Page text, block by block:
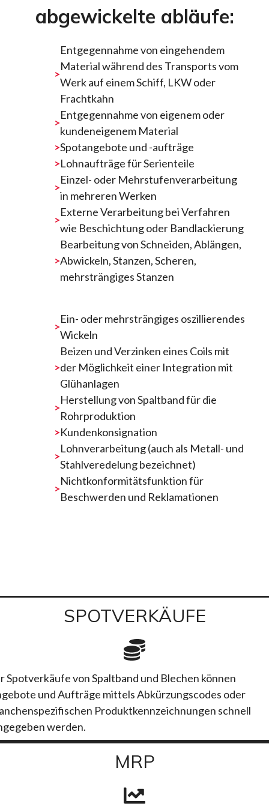
abgewickelte abläufe:
Entgegennahme von eingehendem
Material während des Transports vom
Werk auf einem Schiff, LKW oder
Frachtkahn
Entgegennahme von eigenem oder
kundeneigenem Material
Spotangebote und -aufträge
Lohnaufträge für Serienteile
Einzel- oder Mehrstufenverarbeitung
in mehreren Werken
Externe Verarbeitung bei Verfahren
wie Beschichtung oder Bandlackierung
Bearbeitung von Schneiden, Ablängen,
Abwickeln, Stanzen, Scheren,
mehrsträngiges Stanzen
Ein- oder mehrsträngiges oszillierendes
Wickeln
Beizen und Verzinken eines Coils mit
der Möglichkeit einer Integration mit
Glühanlagen
Herstellung von Spaltband für die
Rohrproduktion
Kundenkonsignation
Lohnverarbeitung (auch als Metall- und
Stahlveredelung bezeichnet)
Nichtkonformitätsfunktion für
Beschwerden und Reklamationen
SPOTVERKÄUFE
Spotverkäufe von Spaltband und Blechen können
und Aufträge mittels Abkürzungscodes oder
Produktkennzeichnungen schnell
werden.
MRP